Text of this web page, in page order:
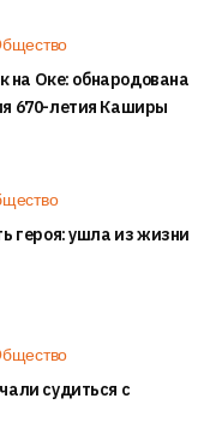
на Оке: обнародована
670-летия Каширы
героя: ушла из жизни
судиться с